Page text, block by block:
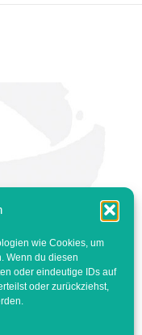
wie Cookies, um
Wenn du diesen
oder eindeutige IDs auf
oder zurückziehst,